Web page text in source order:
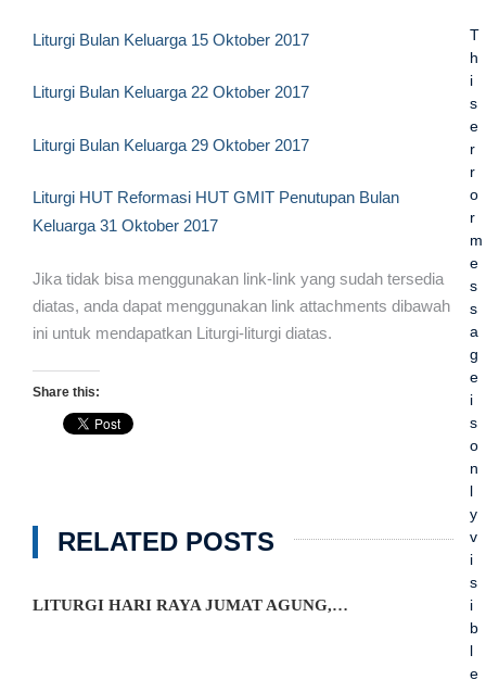
Liturgi Bulan Keluarga 15 Oktober 2017
Liturgi Bulan Keluarga 22 Oktober 2017
Liturgi Bulan Keluarga 29 Oktober 2017
Liturgi HUT Reformasi HUT GMIT Penutupan Bulan
Keluarga 31 Oktober 2017
Jika tidak bisa menggunakan link-link yang sudah tersedia
diatas, anda dapat menggunakan link attachments dibawah
ini untuk mendapatkan Liturgi-liturgi diatas.
Share this:
RELATED POSTS
LITURGI HARI RAYA JUMAT AGUNG,…
T
h
i
s
e
r
r
o
r
m
e
s
s
a
g
e
i
s
o
n
l
y
v
i
s
i
b
l
e